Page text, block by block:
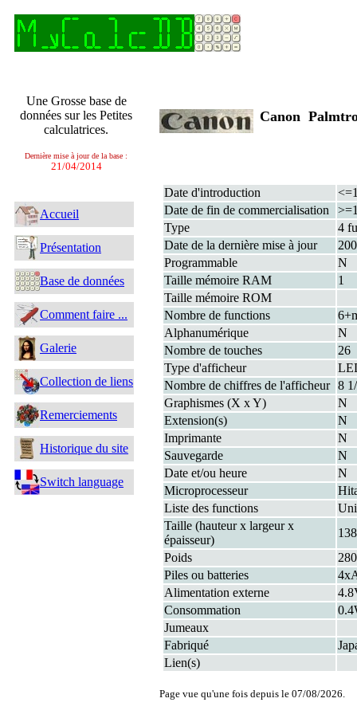
Une Grosse base de
données sur les Petites
calculatrices.
Dernière mise à jour de la base :
21/04/2014
Accueil
Présentation
Base de données
Comment faire ...
Galerie
Collection de liens
Remerciements
Historique du site
Switch language
Canon
Date d'introduction
Date de fin de commercialisation
Type
4
Date de la dernière mise à jour
Programmable
N
Taille mémoire RAM
1
Taille mémoire ROM
Nombre de functions
Alphanumérique
N
Nombre de touches
26
Type d'afficheur
Nombre de chiffres de l'afficheur 8
Graphismes (X x Y)
N
Extension(s)
N
Imprimante
N
Sauvegarde
N
Date et/ou heure
N
Microprocesseur
Liste des functions
Taille (hauteur x largeur x
épaisseur)
Poids
Piles ou batteries
Alimentation externe
Consommation
Jumeaux
Fabriqué
Lien(s)
Page vue qu'une fois depuis le 07/08/2026.